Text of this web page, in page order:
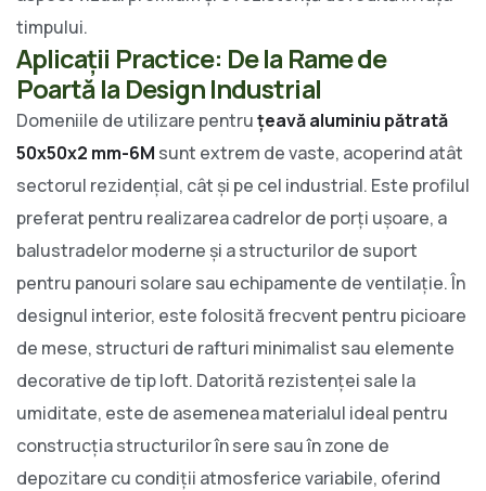
timpului.
Aplicații Practice: De la Rame de
Poartă la Design Industrial
Domeniile de utilizare pentruțeavă aluminiu pătrată
50x50x2 mm-6M sunt extrem de vaste, acoperind atât
sectorul rezidențial, cât și pe cel industrial. Este profilul
preferat pentru realizarea cadrelor de porți ușoare, a
balustradelor moderne și a structurilor de suport
pentru panouri solare sau echipamente de ventilație. În
designul interior, este folosită frecvent pentru picioare
de mese, structuri de rafturi minimalist sau elemente
decorative de tip loft. Datorită rezistenței sale la
umiditate, este de asemenea materialul ideal pentru
construcția structurilor în sere sau în zone de
depozitare cu condiții atmosferice variabile, oferind